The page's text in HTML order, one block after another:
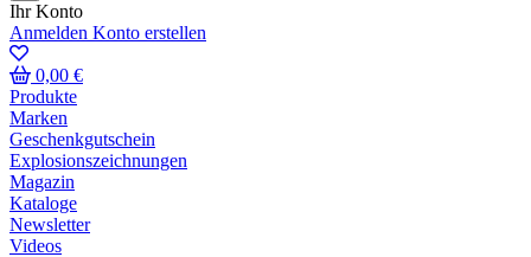
Ihr Konto
Anmelden Konto erstellen
0,00 €
Produkte
Marken
Geschenkgutschein
Explosionszeichnungen
Magazin
Kataloge
Newsletter
Videos